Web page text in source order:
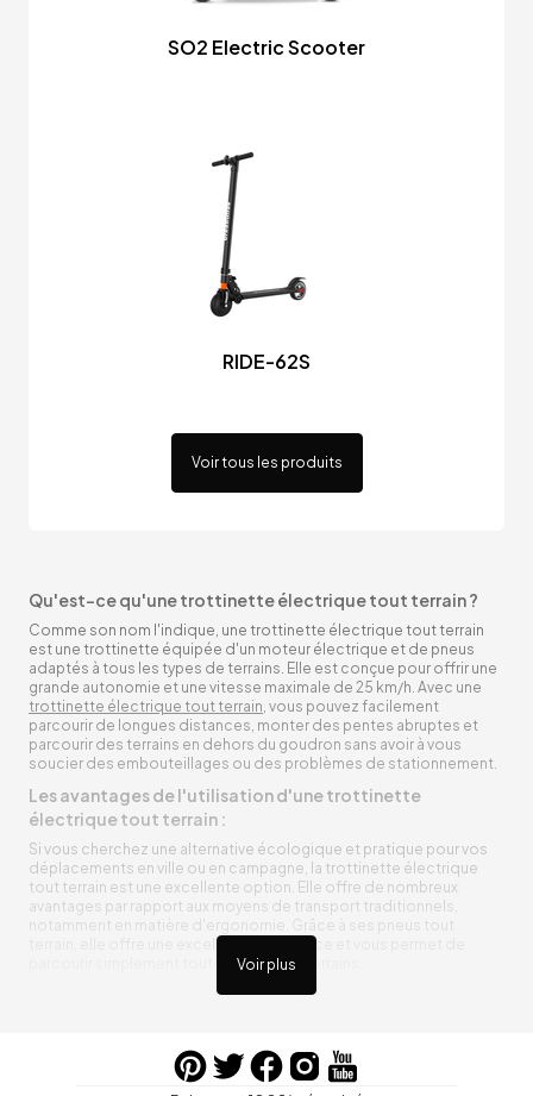
SO2 Electric Scooter
RIDE-62S
Voir tous les produits
Voir plus
Qu'est-ce qu'une trottinette électrique tout terrain ?
Comme son nom l'indique, une trottinette électrique tout terrain
est une trottinette équipée d'un moteur électrique et de pneus
adaptés à tous les types de terrains. Elle est conçue pour offrir une
grande autonomie et une vitesse maximale de 25 km/h. Avec une
trottinette électrique tout terrain, vous pouvez facilement
parcourir de longues distances, monter des pentes abruptes et
parcourir des terrains en dehors du goudron sans avoir à vous
soucier des embouteillages ou des problèmes de stationnement.
Les avantages de l'utilisation d'une trottinette
électrique tout terrain :
Si vous cherchez une alternative écologique et pratique pour vos
déplacements en ville ou en campagne, la trottinette électrique
tout terrain est une excellente option. Elle offre de nombreux
avantages par rapport aux moyens de transport traditionnels,
notamment en matière d'ergonomie. Grâce à ses pneus tout
terrain, elle offre une excellente adhérence et vous permet de
parcourir simplement toutes sortes de terrains.
Trottinette électrique tout terrain ergonomique
entre vos trajets, vous n’aurez pas à vous soucier de l’état de sa
batterie. De plus, elle est équipée de pneus résistants qui peuvent